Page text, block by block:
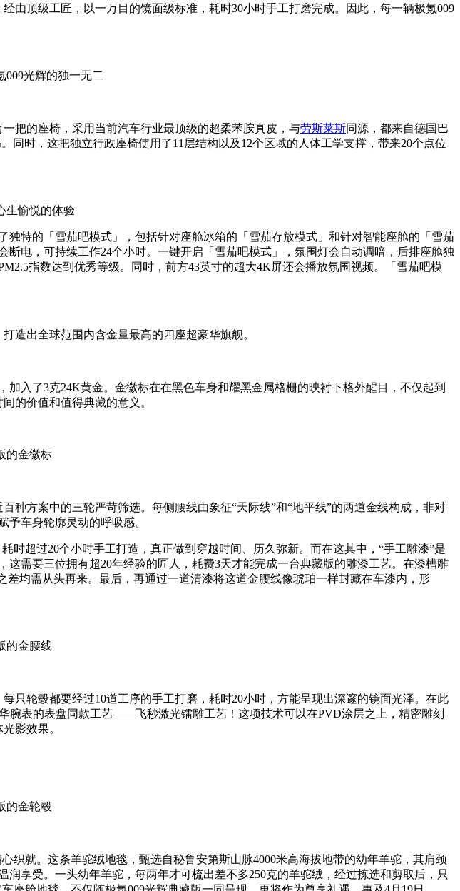
由顶级工匠，以一万目的镜面级标准，耗时30小时手工打磨完成。因此，每一辆极氪009
009光辉的独一无二
把的座椅，采用当前汽车行业最顶级的超柔苯胺真皮，与劳斯莱斯同源，都来自德国巴
时，这把独立行政座椅使用了11层结构以及12个区域的人体工学支撑，带来20个点位
生愉悦的体验
特的「雪茄吧模式」，包括针对座舱冰箱的「雪茄存放模式」和针对智能座舱的「雪茄
电，可持续工作24个小时。一键开启「雪茄吧模式」，氛围灯会自动调暗，后排座舱独
指数达到优秀等级。同时，前方43英寸的超大4K屏还会播放氛围视频。「雪茄吧模
造出全球范围内含金量最高的四座超豪华旗舰。
入了3克24K黄金。金徽标在在黑色车身和耀黑金属格栅的映衬下格外醒目，不仅起到
的价值和值得典藏的意义。
的金徽标
种方案中的三轮严苛筛选。每侧腰线由象征“天际线”和“地平线”的两道金线构成，非对
车身轮廓灵动的呼吸感。
时超过20个小时手工打造，真正做到穿越时间、历久弥新。而在这其中，“手工雕漆”是
需要三位拥有超20年经验的匠人，耗费3天才能完成一台典藏版的雕漆工艺。在漆槽雕
均需从头再来。最后，再通过一道清漆将这道金腰线像琥珀一样封藏在车漆内，形
的金腰线
只轮毂都要经过10道工序的手工打磨，耗时20小时，方能呈现出深邃的镜面光泽。在此
腕表的表盘同款工艺——飞秒激光镭雕工艺！这项技术可以在PVD涂层之上，精密雕刻
影效果。
的金轮毂
织就。这条羊驼绒地毯，甄选自秘鲁安第斯山脉4000米高海拔地带的幼年羊驼，其肩颈
享受。一头幼年羊驼，每两年才可梳出差不多250克的羊驼绒，经过拣选和剪取后，只